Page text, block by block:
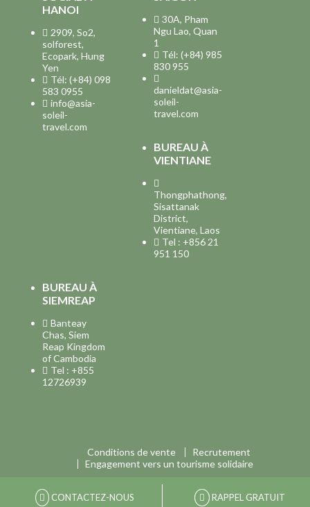
HANOI
2909, So2,
solforest,
Ecopark, Hung
Yen
Tél: (+84) 098
583 0955
info@asia-
soleil-
travel.com
30A, Pham
Ngu Lao, Quan
1
Tél: (+84) 985
830 955
danieldat@asia-
soleil-
travel.com
BUREAU À
VIENTIANE
Thongphathong,
Sisattanak
District,
Vientiane, Laos
Tel : +856 21
951 150
BUREAU À
SIEMREAP
Banteay
Chas, Siem
Reap Kingdom
of Cambodia
Tel : +855
12726939
Conditions de vente
Recrutement
Engagement vers un tourisme solidaire
CONTACTEZ-NOUS RAPPEL GRATUIT